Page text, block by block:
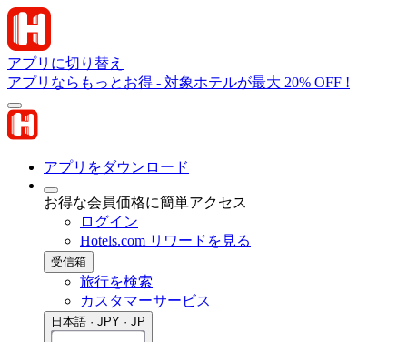
アプリに切り替え
アプリならもっとお得 - 対象ホテルが最大 20% OFF !
アプリをダウンロード
お得な会員価格に簡単アクセス
ログイン
Hotels.com リワードを見る
受信箱
旅行を検索
カスタマーサービス
日本語 · JPY · JP